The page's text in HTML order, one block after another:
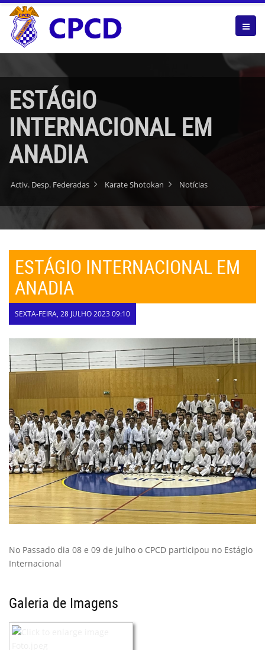
ESTÁGIO
INTERNACIONAL EM
ANADIA
Activ. Desp. Federadas Karate Shotokan Notícias
ESTÁGIO INTERNACIONAL EM
ANADIA
SEXTA-FEIRA, 28 JULHO 2023 09:10
No Passado dia 08 e 09 de julho o CPCD participou no Estágio
Internacional
Galeria de Imagens